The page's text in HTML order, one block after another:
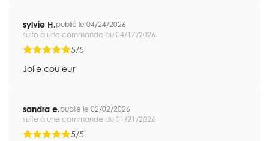
sylvie H.publié le 04/24/2026
suite à une commande du 04/17/2026
5/5
Jolie couleur
sandra e.publié le 02/02/2026
suite à une commande du 01/21/2026
5/5